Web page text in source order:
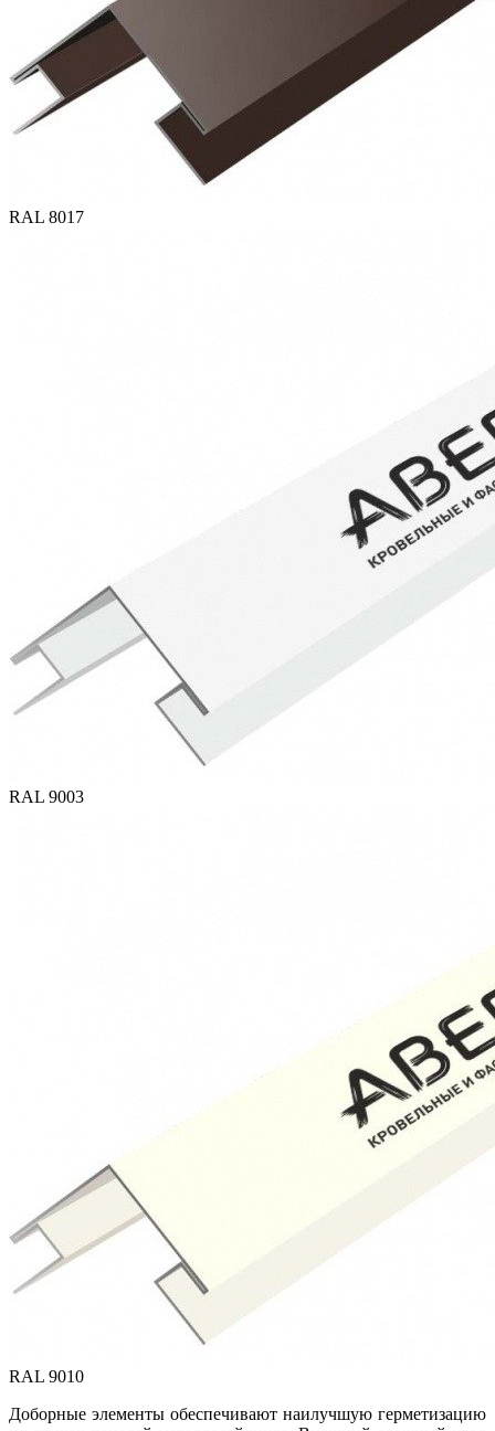
RAL 8017
RAL 9003
RAL 9010
Доборные элементы обеспечивают наилучшую герметизацию